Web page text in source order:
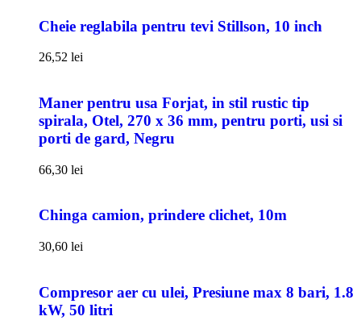
Cheie reglabila pentru tevi Stillson, 10 inch
26,52 lei
Maner pentru usa Forjat, in stil rustic tip
spirala, Otel, 270 x 36 mm, pentru porti, usi si
porti de gard, Negru
66,30 lei
Chinga camion, prindere clichet, 10m
30,60 lei
Compresor aer cu ulei, Presiune max 8 bari, 1.8
kW, 50 litri